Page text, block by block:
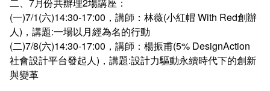
線上報名查詢
秘書處出納組
秘書處文書組
教學媒體處
健康管理與促進學系
校園行事曆
教室‧會議室預約系統
線上報修最新消息
政府公開資訊
常見問答
意見信箱
(一)7/1(六)14:30-17:00，講師：林薇(小紅帽 With Red創辦
人)，講題:一場以月經為名的行動
(二)7/8(六)14:30-17:00，講師：楊振甫(5% DesignAction
社會設計平台發起人)，講題:設計力驅動永續時代下的創新
與變革